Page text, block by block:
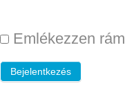
Emlékezzen rám